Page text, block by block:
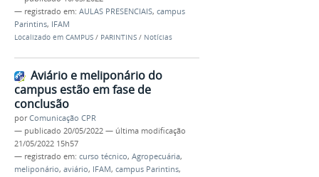
— registrado em: AULAS PRESENCIAIS, campus
Parintins, IFAM
Localizado em CAMPUS / PARINTINS / Notícias
Aviário e meliponário do
campus estão em fase de
conclusão
porComunicação CPR
— publicado 20/05/2022 — última modificação
21/05/2022 15h57
— registrado em: curso técnico, Agropecuária,
meliponário, aviário, IFAM, campus Parintins,